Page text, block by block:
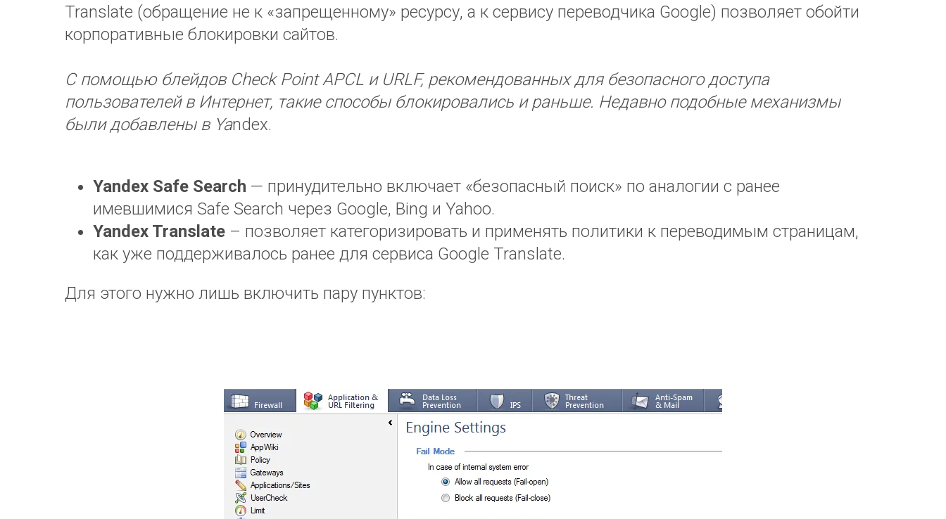
Translate (обращение не к «запрещенному» ресурсу, а к сервису переводчика Google) позволяет обойти
корпоративные блокировки сайтов.
С помощью блейдов Check Point APCL и URLF, рекомендованных для безопасного доступа
пользователей в Интернет, такие способы блокировались и раньше. Недавно подобные механизмы
были добавлены в Yandex.
Yandex Safe Search — принудительно включает «безопасный поиск» по аналогии с ранее
имевшимися Safe Search через Google, Bing и Yahoo.
Yandex Translate – позволяет категоризировать и применять политики к переводимым страницам,
как уже поддерживалось ранее для сервиса Google Translate.
Для этого нужно лишь включить пару пунктов: